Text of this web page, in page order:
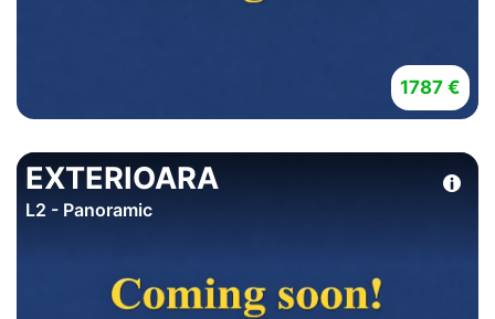
1787 €
EXTERIOARA
L2 - Panoramic